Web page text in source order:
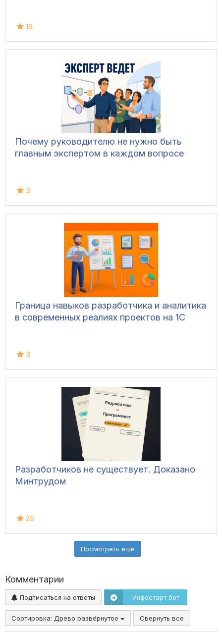
16
Почему руководителю не нужно быть
главным экспертом в каждом вопросе
3
Граница навыков разработчика и аналитика
в современных реалиях проектов на 1С
3
Разработчиков не существует. Доказано
Минтрудом
25
Посмотреть ещё
Комментарии
Подписаться на ответы Инфостарт бот
Сортировка: Древо развёрнутое Свернуть все